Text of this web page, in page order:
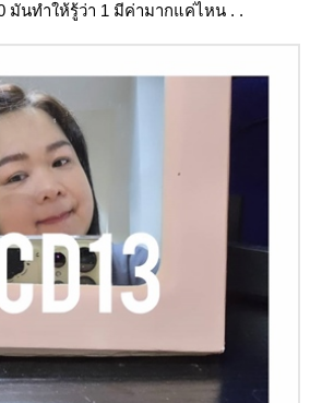
มันทำให้รู้ว่า 1 มีค่ามากแค่ไหน . .